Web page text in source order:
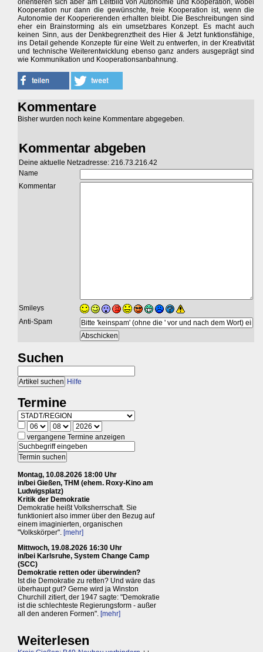
orientieren sich aber am Leitbild von Autonomie und Kooperation, wobei
Kooperation nur dann die gewünschte, freie Kooperation ist, wenn die
Autonomie der Kooperierenden erhalten bleibt. Die Beschreibungen sind
eher ein Brainstorming als ein umsetzbares Konzept. Es macht auch
keinen Sinn, aus der Denkbegrenztheit des Hier & Jetzt funktionsfähige,
ins Detail gehende Konzepte für eine Welt zu entwerfen, in der Kreativität
und technische Weiterentwicklung ebenso ganz anders ausgeprägt sind
wie Kommunikation und Kooperationsanbahnung.
Kommentare
Bisher wurden noch keine Kommentare abgegeben.
Kommentar abgeben
Deine aktuelle Netzadresse: 216.73.216.42
Name
Kommentar
Smileys
Anti-Spam
Suchen
Hilfe
Termine
vergangene Termine anzeigen
Montag, 10.08.2026 18:00 Uhr
in/bei Gießen, THM (ehem. Roxy-Kino am
Ludwigsplatz)
Kritik der Demokratie
Demokratie heißt Volksherrschaft. Sie
funktioniert also immer über den Bezug auf
einem imaginierten, organischen
"Volkskörper". [mehr]
Mittwoch, 19.08.2026 16:30 Uhr
in/bei Karlsruhe, System Change Camp
(SCC)
Demokratie retten oder überwinden?
Ist die Demokratie zu retten? Und wäre das
überhaupt gut? Gerne wird ja Winston
Churchill zitiert, der 1947 sagte: "Demokratie
ist die schlechteste Regierungsform - außer
all den anderen Formen". [mehr]
Weiterlesen